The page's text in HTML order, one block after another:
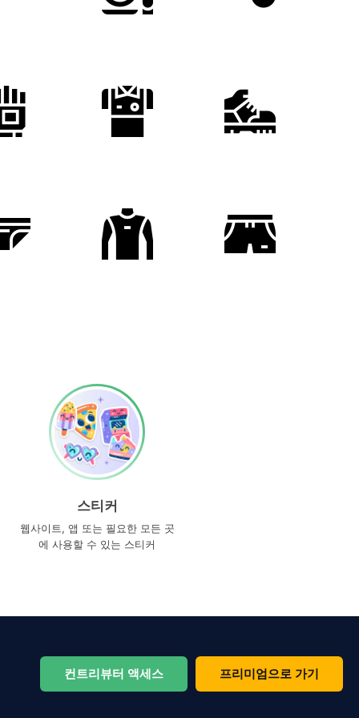
스티커
웹사이트, 앱 또는 필요한 모든 곳
에 사용할 수 있는 스티커
컨트리뷰터 액세스 프리미엄으로 가기